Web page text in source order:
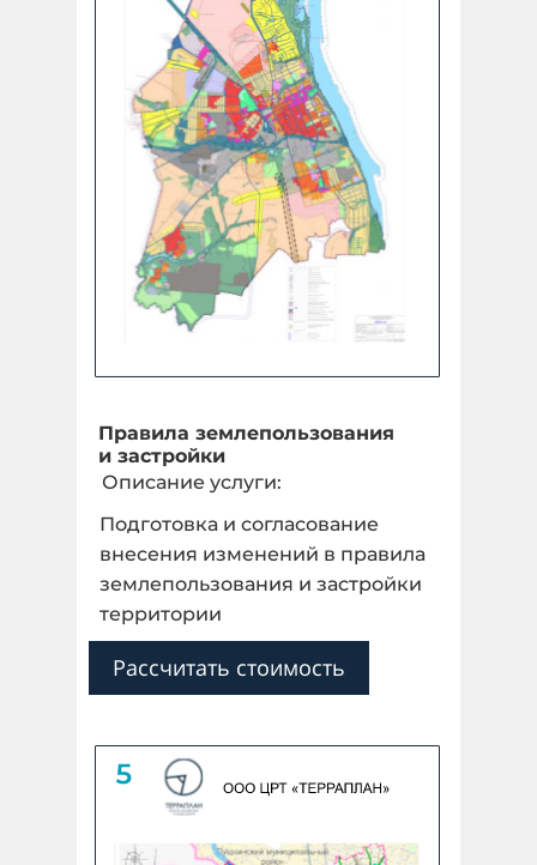
Правила землепользования
и застройки
Описание услуги:
Подготовка и согласование
внесения изменений в правила
землепользования и застройки
территории
Рассчитать стоимость